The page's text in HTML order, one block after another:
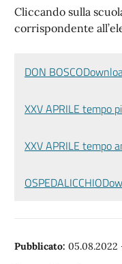
Cliccando sulla
corrispondente
DON BOSCO
XXV APRILE tempo
XXV APRILE tempo
OSPEDALICCHIO
Pubblicato: 05.08.2022